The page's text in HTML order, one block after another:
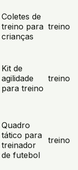
Coletes de
treino para
crianças
treino
Kit de
agilidade
para treino
treino
Quadro
tático para
treinador
de futebol
treino